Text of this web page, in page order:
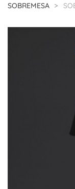
SOBREMESA